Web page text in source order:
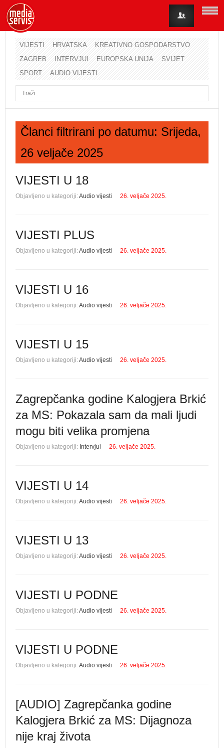
VIJESTI HRVATSKA
KREATIVNO GOSPODARSTVO
ZAGREB
INTERVJUI EUROPSKA UNIJA
SVIJET
SPORT
AUDIO VIJESTI
Članci filtrirani po datumu: Srijeda,
26 veljače 2025
VIJESTI U 18
Objavljeno u kategoriji:Audio vijesti 26. veljače 2025.
VIJESTI PLUS
Objavljeno u kategoriji:Audio vijesti 26. veljače 2025.
VIJESTI U 16
Objavljeno u kategoriji:Audio vijesti 26. veljače 2025.
VIJESTI U 15
Objavljeno u kategoriji:Audio vijesti 26. veljače 2025.
Zagrepčanka godine Kalogjera Brkić
za MS: Pokazala sam da mali ljudi
mogu biti velika promjena
Objavljeno u kategoriji: Intervjui 26. veljače 2025.
VIJESTI U 14
Objavljeno u kategoriji:Audio vijesti 26. veljače 2025.
VIJESTI U 13
Objavljeno u kategoriji:Audio vijesti 26. veljače 2025.
VIJESTI U PODNE
Objavljeno u kategoriji:Audio vijesti 26. veljače 2025.
VIJESTI U PODNE
Objavljeno u kategoriji:Audio vijesti 26. veljače 2025.
[AUDIO] Zagrepčanka godine
Kalogjera Brkić za MS: Dijagnoza
nije kraj života
Korisničko ime
Lozinka
Zaboravili ste lozinku?